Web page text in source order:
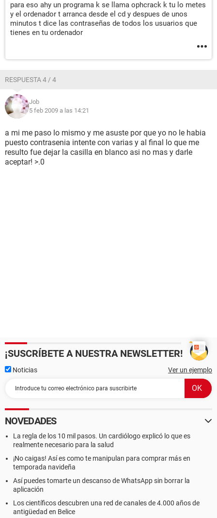
para eso ahy un programa k se llama ophcrack k tu lo metes
y el ordenador t arranca desde el cd y despues de unos
minutos t dice las contraseñas de todos los usuarios que
tienes en tu ordenador
RESPUESTA 4 / 4
Job
5 feb 2009 a las 14:21
a mi me paso lo mismo y me asuste por que yo no le habia
puesto contrasenia intente con varias y al final lo que me
resulto fue dejar la casilla en blanco asi no mas y darle
aceptar! >.0
¡SUSCRÍBETE A NUESTRA NEWSLETTER!
Noticias Ver un ejemplo
NOVEDADES
La regla de los 10 mil pasos. Un cardiólogo explicó lo que es
realmente necesario para la salud
¡No caigas! Así es como te manipulan para comprar más en
temporada navideña
Así puedes tomarte un descanso de WhatsApp sin borrar la
aplicación
Los científicos descubren una red de canales de 4.000 años de
antigüedad en Belice